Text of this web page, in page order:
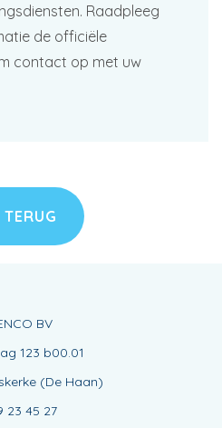
Raadpleeg
de officiële
contact op met uw
TERUG
BV
123 b00.01
(De Haan)
23 45 27